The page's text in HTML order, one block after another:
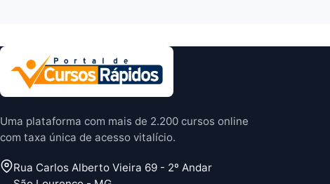
Uma plataforma com mais de 2.200 cursos online
com taxa única de acesso vitalício.
Rua Carlos Alberto Vieira 69 - 2º Andar